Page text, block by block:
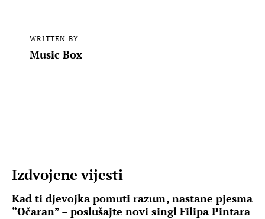
WRITTEN BY
Music Box
Izdvojene vijesti
Kad ti djevojka pomuti razum, nastane pjesma
“Očaran” – poslušajte novi singl Filipa Pintara